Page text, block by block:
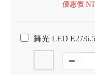
優惠價
舞光 LED E27/